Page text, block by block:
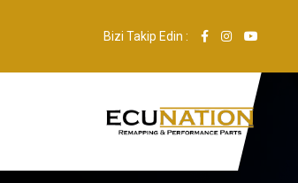
Bizi Takip Edin :